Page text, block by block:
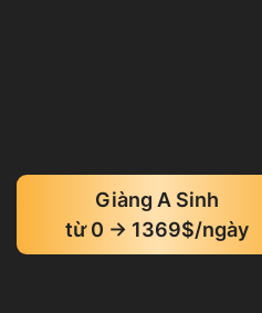
Giàng A Sinh
từ 0 → 1369$/ngày